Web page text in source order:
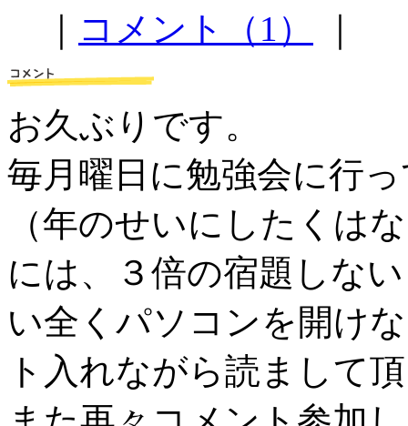
コメント（1）
お久ぶりです。
毎月曜日に勉強会に行
（年のせいにしたくは
には、３倍の宿題しな
い全くパソコンを開け
ト入れながら読まし